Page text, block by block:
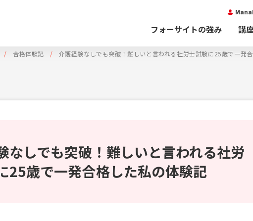
フォーサイトの強み 講
合格体験記 介護経験なしでも突破！難しいと言われる社労士試験に25歳で一発
なしでも突破！難しいと言われる社労
25歳で一発合格した私の体験記